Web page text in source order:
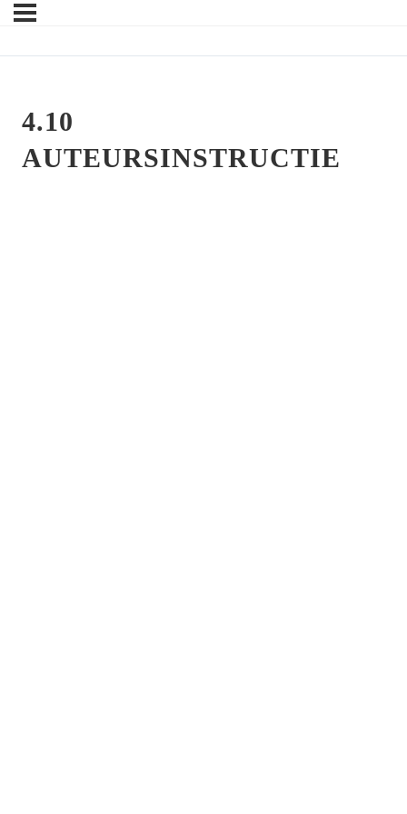
4.10
AUTEURSINSTRUCTIE